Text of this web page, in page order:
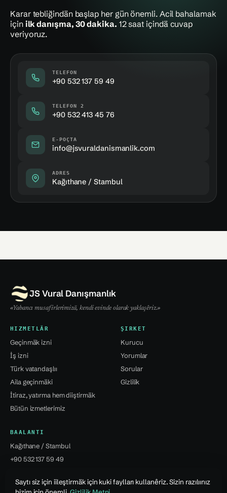
Karar tebliğindän başlap her gün önemli. Acil bahalamak
için ilk danışma, 30 dakika. 12 saat içindä cuvap
veriyoruz.
TELEFON
+90 532 137 59 49
TELEFON 2
+90 532 413 45 76
E-POÇTA
info@jsvuraldanismanlik.com
ADRES
Kağıthane / Stambul
JS Vural Danışmanlık
«Yabancı musafirlerimizä, kendi evinde olarak yaklaşêriz.»
HIZMETLÄR
Geçinmäk izni
İş izni
Türk vatandaşlıı
Aila geçinmäki
İtiraz, yatırma hem diiştirmäk
Bütün izmetlerimiz
ŞIRKET
Kurucu
Yorumlar
Sorular
Gizlilik
BAALANTI
Kağıthane / Stambul
+90 532 137 59 49
Saytı siz için iileştirmäk için kuki faylları kullanêriz. Sizin razılıınız